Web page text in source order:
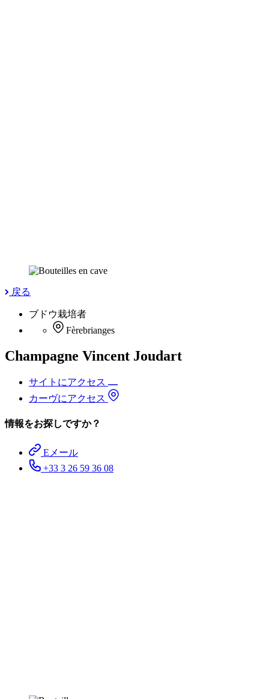
戻る
ブドウ栽培者
Fèrebrianges
Champagne Vincent Joudart
サイトにアクセス
カーヴにアクセス
情報をお探しですか？
Eメール
+33 3 26 59 36 08